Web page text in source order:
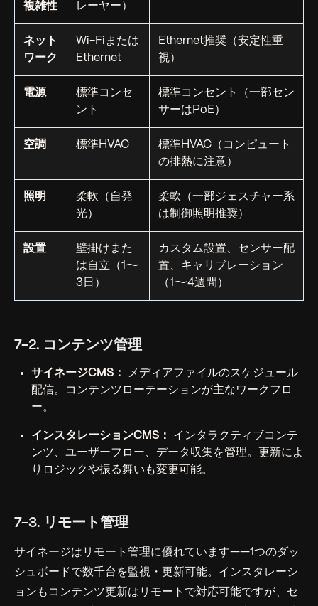
複雑性
レーヤー）
ネット
ワーク
Wi-Fiまたは
Ethernet
Ethernet推奨（安定性重
視）
電源
標準コンセ
ント
標準コンセント（一部セン
サーはPoE）
空調 標準HVAC
標準HVAC（コンピュート
の排熱に注意）
照明
柔軟（自発
光）
柔軟（一部ジェスチャー系
は制御照明推奨）
設置
壁掛けまた
は自立（1〜
3日）
カスタム設置、センサー配
置、キャリブレーション
（1〜4週間）
7-2. コンテンツ管理
サイネージCMS：
メディアファイルのスケジュール
配信。コンテンツローテーションが主なワークフロ
ー。
インスタレーションCMS：
インタラクティブコンテ
ンツ、ユーザーフロー、データ収集を管理。更新によ
りロジックや振る舞いも変更可能。
7-3. リモート管理
サイネージはリモート管理に優れています——1つのダッ
シュボードで数千台を監視・更新可能。インスタレーシ
ョンもコンテンツ更新はリモートで対応可能ですが、セ